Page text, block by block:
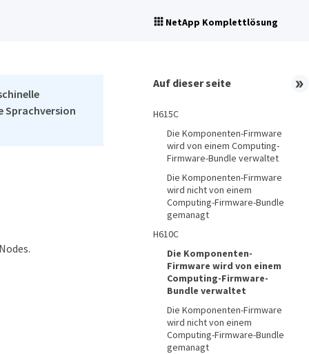
NetApp Komplettlösung
Sprachversion
Auf dieser seite
H615C
Die Komponenten-Firmware
wird von einem Computing-
Firmware-Bundle verwaltet
Die Komponenten-Firmware
wird nicht von einem
Computing-Firmware-Bundle
gemanagt
H610C
Die Komponenten-
Firmware wird von einem
Computing-Firmware-
Bundle verwaltet
Die Komponenten-Firmware
wird nicht von einem
Computing-Firmware-Bundle
gemanagt